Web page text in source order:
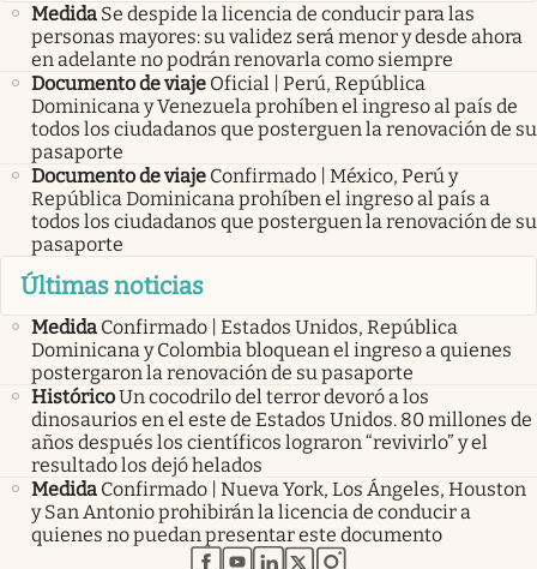
Medida Se despide la licencia de conducir para las
personas mayores: su validez será menor y desde ahora
en adelante no podrán renovarla como siempre
Documento de viaje Oficial | Perú, República
Dominicana y Venezuela prohíben el ingreso al país de
todos los ciudadanos que posterguen la renovación de su
pasaporte
Documento de viaje Confirmado | México, Perú y
República Dominicana prohíben el ingreso al país a
todos los ciudadanos que posterguen la renovación de su
pasaporte
Últimas noticias
Medida Confirmado | Estados Unidos, República
Dominicana y Colombia bloquean el ingreso a quienes
postergaron la renovación de su pasaporte
HistóricoUn cocodrilo del terror devoró a los
dinosaurios en el este de Estados Unidos. 80 millones de
años después los científicos lograron “revivirlo” y el
resultado los dejó helados
Medida Confirmado | Nueva York, Los Ángeles, Houston
y San Antonio prohibirán la licencia de conducir a
quienes no puedan presentar este documento
abre en nueva pestaña
abre en nueva pestaña
abre en nueva pestaña
abre en nueva pestaña
abre en nueva pestaña